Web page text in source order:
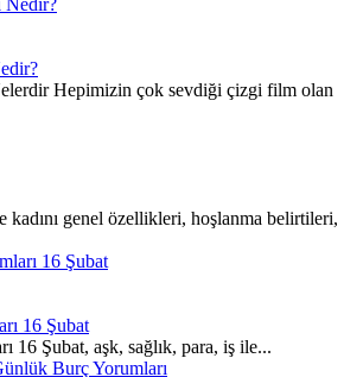
Hepimizin çok sevdiği çizgi film olan
kadını genel özellikleri, hoşlanma belirtileri,
16 Şubat
16 Şubat, aşk, sağlık, para, iş ile...